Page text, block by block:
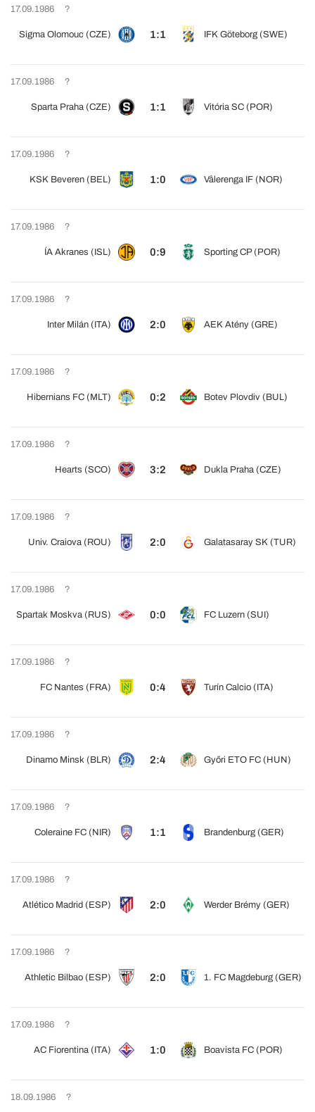
17.09.1986 ?
Sigma Olomouc (CZE) 1:1 IFK Göteborg (SWE)
17.09.1986 ?
Sparta Praha (CZE) 1:1 Vitória SC (POR)
17.09.1986 ?
KSK Beveren (BEL) 1:0 Vålerenga IF (NOR)
17.09.1986 ?
ÍA Akranes (ISL) 0:9 Sporting CP (POR)
17.09.1986 ?
Inter Milán (ITA) 2:0 AEK Atény (GRE)
17.09.1986 ?
Hibernians FC (MLT) 0:2 Botev Plovdiv (BUL)
17.09.1986 ?
Hearts (SCO) 3:2 Dukla Praha (CZE)
17.09.1986 ?
Univ. Craiova (ROU) 2:0 Galatasaray SK (TUR)
17.09.1986 ?
Spartak Moskva (RUS) 0:0 FC Luzern (SUI)
17.09.1986 ?
FC Nantes (FRA) 0:4 Turín Calcio (ITA)
17.09.1986 ?
Dinamo Minsk (BLR) 2:4 Győri ETO FC (HUN)
17.09.1986 ?
Coleraine FC (NIR) 1:1 Brandenburg (GER)
17.09.1986 ?
Atlético Madrid (ESP) 2:0 Werder Brémy (GER)
17.09.1986 ?
Athletic Bilbao (ESP) 2:0 1. FC Magdeburg (GER)
17.09.1986 ?
AC Fiorentina (ITA) 1:0 Boavista FC (POR)
18.09.1986 ?